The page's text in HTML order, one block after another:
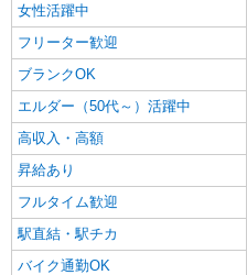
塩尻市＊綺
資格・未経験
時給1500
通費全支給(ガ
塩尻市
女性活躍中
フリーター歓迎
ブランクOK
エルダー（50代～）活躍中
高収入・高額
昇給あり
フルタイム歓迎
駅直結・駅チカ
バイク通勤OK